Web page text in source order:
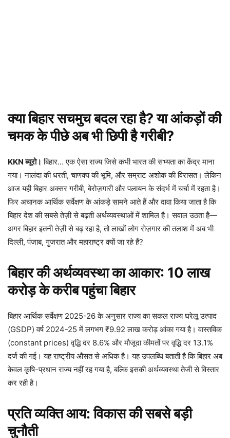
क्या बिहार सचमुच बदल रहा है?या आंकड़ों की
चमक के पीछे अब भी छिपी है गरीबी?
KKNब्यूरो। बिहार… एक ऐसा राज्य जिसे कभी भारत की सभ्यता का केंद्र माना
गया। नालंदा की धरती, चाणक्य की भूमि, और सम्राट अशोक की विरासत। लेकिन
आज यही बिहार अक्सर गरीबी, बेरोज़गारी और पलायन के संदर्भ में चर्चा में रहता है।
फिर अचानक आर्थिक सर्वेक्षण के आंकड़े सामने आते हैं और दावा किया जाता है कि
बिहार देश की सबसे तेज़ी से बढ़ती अर्थव्यवस्थाओं में शामिल है। सवाल उठता है—
अगर बिहार इतनी तेज़ी से बढ़ रहा है, तो लाखों लोग रोज़गार की तलाश में अब भी
दिल्ली, पंजाब, गुजरात और महाराष्ट्र क्यों जा रहे हैं?
बिहार की अर्थव्यवस्था का आकार: 10लाख
करोड़ के करीब पहुंचा बिहार
बिहार आर्थिक सर्वेक्षण 2025-26 के अनुसार राज्य का सकल राज्य घरेलू उत्पाद
(GSDP) वर्ष 2024-25 में लगभग ₹9.92 लाख करोड़ आंका गया है। वास्तविक
(constant prices) वृद्धि दर 8.6% और मौजूदा कीमतों पर वृद्धि दर 13.1%
दर्ज की गई। यह राष्ट्रीय औसत से अधिक है। यह उपलब्धि बताती है कि बिहार अब
केवल कृषि-प्रधान राज्य नहीं रह गया है, बल्कि इसकी अर्थव्यवस्था तेजी से विस्तार
कर रही है।
प्रति व्यक्ति आय: विकास की सबसे बड़ी
चुनौती